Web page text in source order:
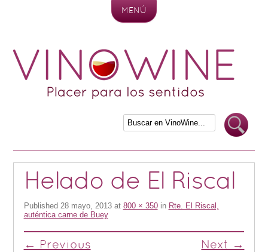
MENÚ
Helado de El Riscal
Published 28 mayo, 2013at 800 × 350in Rte. El Riscal,
auténtica carne de Buey
← Previous Next →